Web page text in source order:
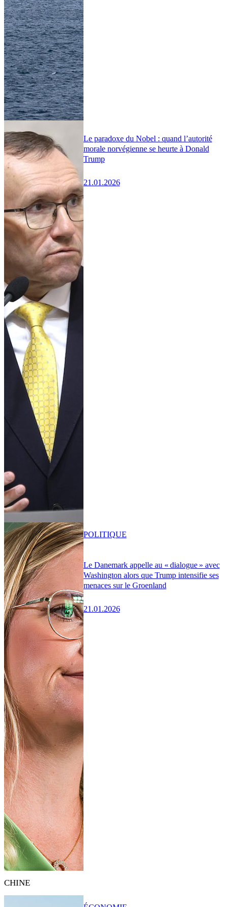
Le paradoxe du Nobel : quand l’autorité
morale norvégienne se heurte à Donald
Trump
21.01.2026
Le Danemark appelle au « dialogue » avec
Washington alors que Trump intensifie ses
menaces sur le Groenland
21.01.2026
POLITIQUE
CHINE